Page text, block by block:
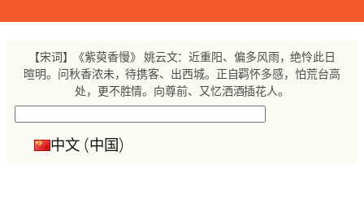
【宋词】《紫萸香慢》 姚云文：近重阳、偏多风雨，绝怜此日
暄明。问秋香浓未，待携客、出西城。正自羁怀多感，怕荒台高
处，更不胜情。向尊前、又忆洒酒插花人。
中文 (中国)